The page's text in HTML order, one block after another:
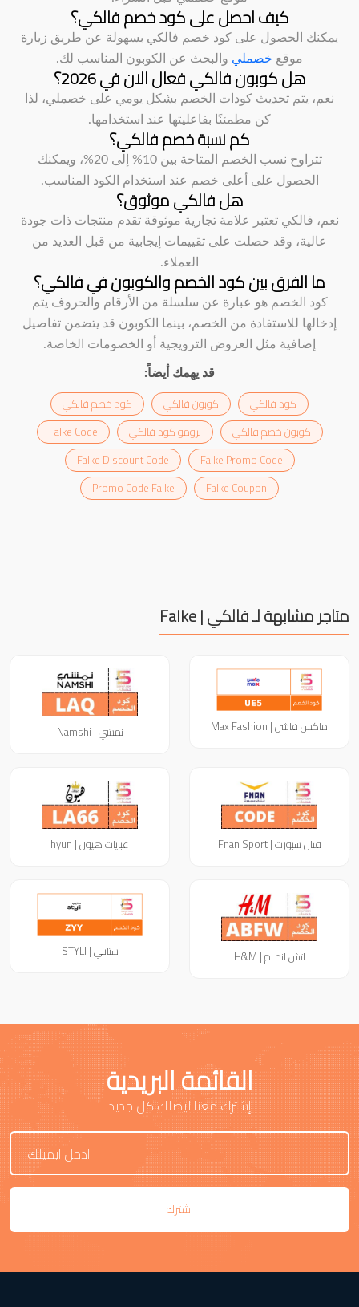
كيف احصل على كود خصم فالكي؟
يمكنك الحصول على كود خصم فالكي بسهولة عن طريق زيارة
موقع خصملي والبحث عن الكوبون المناسب لك.
هل كوبون فالكي فعال الان في 2026؟
نعم، يتم تحديث كودات الخصم بشكل يومي على خصملي، لذا
كن مطمئنًا بفاعليتها عند استخدامها.
كم نسبة خصم فالكي؟
تتراوح نسب الخصم المتاحة بين 10% إلى 20%، ويمكنك
الحصول على أعلى خصم عند استخدام الكود المناسب.
هل فالكي موثوق؟
نعم، فالكي تعتبر علامة تجارية موثوقة تقدم منتجات ذات جودة
عالية، وقد حصلت على تقييمات إيجابية من قبل العديد من
العملاء.
ما الفرق بين كود الخصم والكوبون في فالكي؟
كود الخصم هو عبارة عن سلسلة من الأرقام والحروف يتم
إدخالها للاستفادة من الخصم، بينما الكوبون قد يتضمن تفاصيل
إضافية مثل العروض الترويجية أو الخصومات الخاصة.
قد يهمك أيضاً:
كود فالكي كوبون فالكي
كود خصم فالكي
كوبون خصم فالكي
برومو كود فالكي
Falke Code
Falke Promo Code
Falke Discount Code
Falke Coupon
Promo Code Falke
متاجر مشابهة لـ فالكي | Falke
ماكس فاشن | Max Fashion نمشي | Namshi
فنان سبورت | Fnan Sport عبايات هيون | hyun
اتش اند ام | H&M ستايلي | STYLI
القائمة البريدية
إشترك معنا ليصلك كل جديد
اشترك